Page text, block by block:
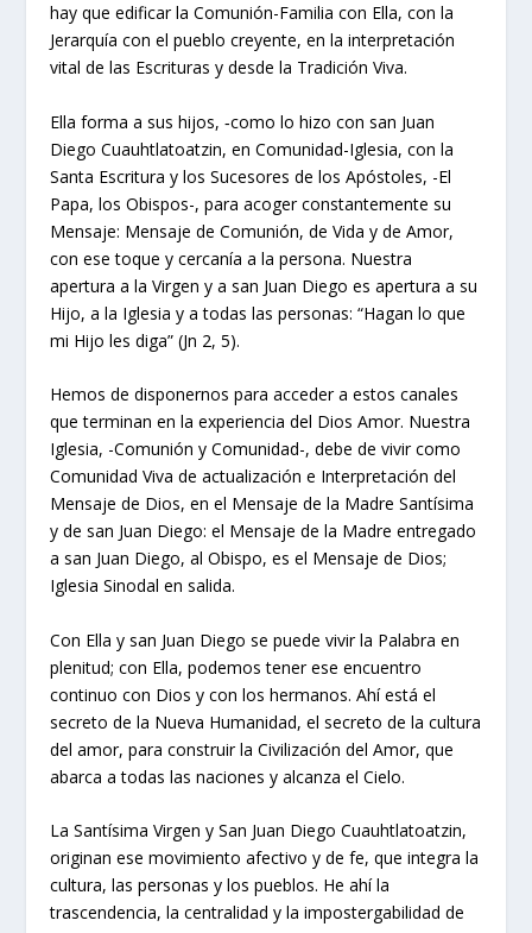
hay que edificar la Comunión-Familia con Ella, con la
Jerarquía con el pueblo creyente, en la interpretación
vital de las Escrituras y desde la Tradición Viva.
Ella forma a sus hijos, ‑como lo hizo con san Juan
Diego Cuauhtlatoatzin, en Comunidad-Iglesia, con la
Santa Escritura y los Sucesores de los Apóstoles, -El
Papa, los Obispos-, para acoger constantemente su
Mensaje: Mensaje de Comunión, de Vida y de Amor,
con ese toque y cercanía a la persona. Nuestra
apertura a la Virgen y a san Juan Diego es apertura a su
Hijo, a la Iglesia y a todas las personas: “Hagan lo que
mi Hijo les diga” (Jn 2, 5).
Hemos de disponernos para acceder a estos canales
que terminan en la experiencia del Dios Amor. Nuestra
Iglesia, -Comunión y Comunidad-, debe de vivir como
Comunidad Viva de actualización e Interpretación del
Mensaje de Dios, en el Mensaje de la Madre Santísima
y de san Juan Diego: el Mensaje de la Madre entregado
a san Juan Diego, al Obispo, es el Mensaje de Dios;
Iglesia Sinodal en salida.
Con Ella y san Juan Diego se puede vivir la Palabra en
plenitud; con Ella, podemos tener ese encuentro
continuo con Dios y con los hermanos. Ahí está el
secreto de la Nueva Humanidad, el secreto de la cultura
del amor, para construir la Civilización del Amor, que
abarca a todas las naciones y alcanza el Cielo.
La Santísima Virgen y San Juan Diego Cuauhtlatoatzin,
originan ese movimiento afectivo y de fe, que integra la
cultura, las personas y los pueblos. He ahí la
trascendencia, la centralidad y la impostergabilidad de